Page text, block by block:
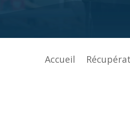
Accueil